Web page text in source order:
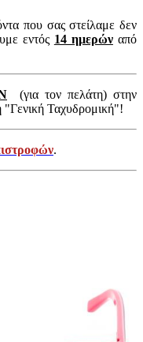
που σας στείλαμε δεν
εντός 14 ημερώναπό
(για τον πελάτη) στην
"Γενική Ταχυδρομική"!
.